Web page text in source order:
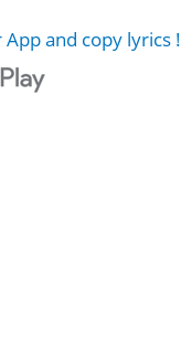
and copy lyrics !